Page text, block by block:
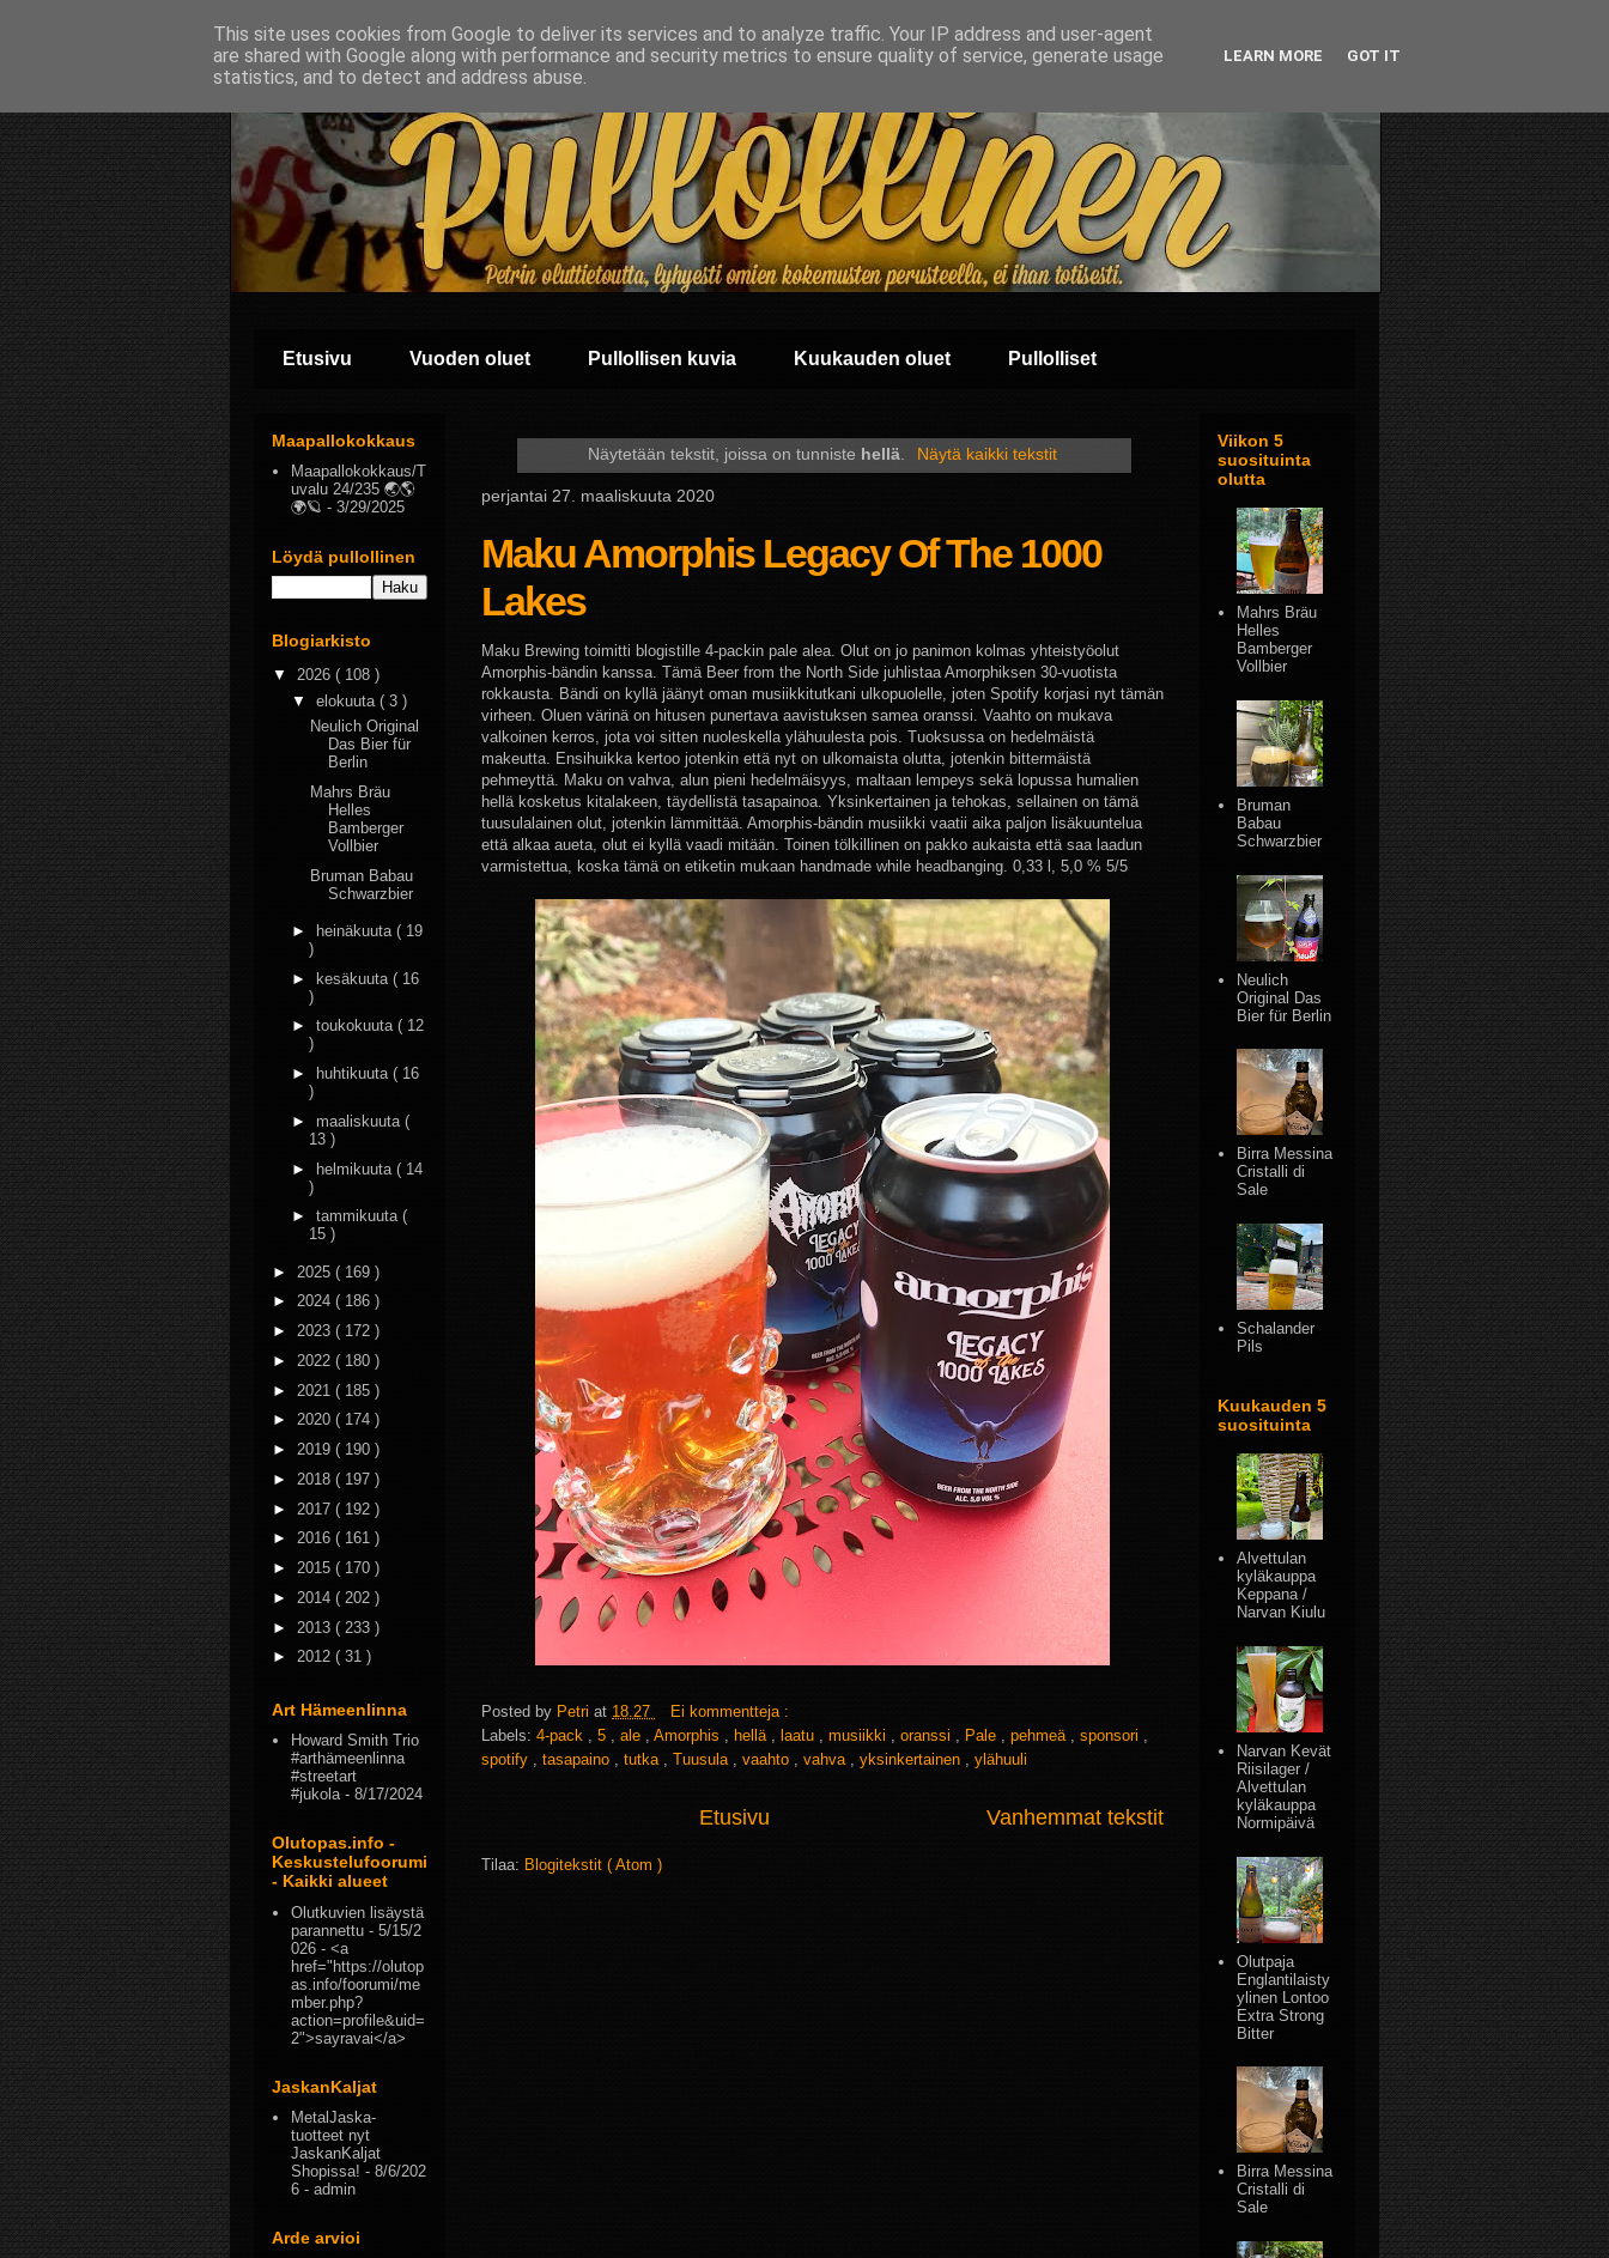
Etusivu Vuoden oluet Pullollisen kuvia Kuukauden oluet Pullolliset
Näytetään tekstit, joissa on tunniste hellä. Näytä kaikki tekstit
perjantai 27. maaliskuuta 2020
Maku Amorphis Legacy Of The 1000
Lakes
Maku Brewing toimitti blogistille 4-packin pale alea. Olut on jo panimon kolmas yhteistyöolut
Amorphis-bändin kanssa. Tämä Beer from the North Side juhlistaa Amorphiksen 30-vuotista
rokkausta. Bändi on kyllä jäänyt oman musiikkitutkani ulkopuolelle, joten Spotify korjasi nyt tämän
virheen. Oluen värinä on hitusen punertava aavistuksen samea oranssi. Vaahto on mukava
valkoinen kerros, jota voi sitten nuoleskella ylähuulesta pois. Tuoksussa on hedelmäistä
makeutta. Ensihuikka kertoo jotenkin että nyt on ulkomaista olutta, jotenkin bittermäistä
pehmeyttä. Maku on vahva, alun pieni hedelmäisyys, maltaan lempeys sekä lopussa humalien
hellä kosketus kitalakeen, täydellistä tasapainoa. Yksinkertainen ja tehokas, sellainen on tämä
tuusulalainen olut, jotenkin lämmittää. Amorphis-bändin musiikki vaatii aika paljon lisäkuuntelua
että alkaa aueta, olut ei kyllä vaadi mitään. Toinen tölkillinen on pakko aukaista että saa laadun
varmistettua, koska tämä on etiketin mukaan handmade while headbanging. 0,33 l, 5,0 % 5/5
Posted by Petri at 18.27
Ei kommentteja :
Labels: 4-pack , 5 , ale , Amorphis , hellä , laatu , musiikki , oranssi , Pale , pehmeä , sponsori ,
spotify , tasapaino , tutka , Tuusula , vaahto , vahva , yksinkertainen , ylähuuli
Vanhemmat tekstit
Etusivu
Tilaa: Blogitekstit ( Atom )
Maapallokokkaus
Maapallokokkaus/T
uvalu 24/235 🌏🌎
🌍🪐 - 3/29/2025
Löydä pullollinen
Blogiarkisto
▼ 2026 ( 108 )
▼ elokuuta ( 3 )
Neulich Original
Das Bier für
Berlin
Mahrs Bräu
Helles
Bamberger
Vollbier
Bruman Babau
Schwarzbier
► heinäkuuta ( 19
)
► kesäkuuta ( 16
)
► toukokuuta ( 12
)
►
huhtikuuta ( 16
)
► maaliskuuta (
13 )
► helmikuuta ( 14
)
► tammikuuta (
15 )
► 2025 ( 169 )
► 2024 ( 186 )
► 2023 ( 172 )
► 2022 ( 180 )
► 2021 ( 185 )
► 2020 ( 174 )
► 2019 ( 190 )
► 2018 ( 197 )
► 2017 ( 192 )
► 2016 ( 161 )
► 2015 ( 170 )
► 2014 ( 202 )
► 2013 ( 233 )
► 2012 ( 31 )
Art Hämeenlinna
Howard Smith Trio
#arthämeenlinna
#streetart
#jukola- 8/17/2024
Olutopas.info -
Keskustelufoorumi
- Kaikki alueet
Olutkuvien lisäystä
parannettu - 5/15/2
026 - <a
href="https://olutop
as.info/foorumi/me
mber.php?
action=profile&uid=
2">sayravai</a>
JaskanKaljat
MetalJaska-
tuotteet nyt
JaskanKaljat
Shopissa! - 8/6/202
6 - admin
Arde arvioi
Viikon 5
suosituinta
olutta
Mahrs Bräu
Helles
Bamberger
Vollbier
Bruman
Babau
Schwarzbier
Neulich
Original Das
Bier für Berlin
Birra Messina
Cristalli di
Sale
Schalander
Pils
Kuukauden 5
suosituinta
Alvettulan
kyläkauppa
Keppana /
Narvan Kiulu
Narvan Kevät
Riisilager /
Alvettulan
kyläkauppa
Normipäivä
Olutpaja
Englantilaisty
ylinen Lontoo
Extra Strong
Bitter
Birra Messina
Cristalli di
Sale
This site uses cookies from Google to deliver its services and to analyze traffic. Your IP address and user-agent
are shared with Google along with performance and security metrics to ensure quality of service, generate usage
statistics, and to detect and address abuse.
LEARN MORE GOT IT